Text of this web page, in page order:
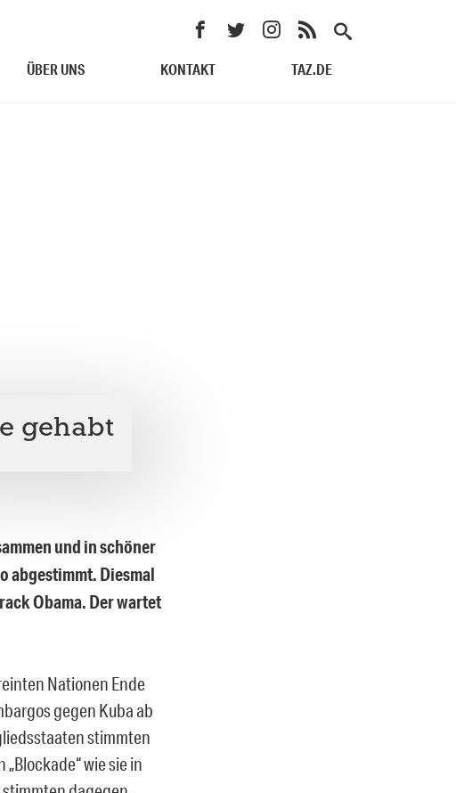
ÜBER UNS KONTAKT TAZ.DE
gehabt
und in schöner
abgestimmt. Diesmal
Obama. Der wartet
Nationen Ende
gegen Kuba ab
stimmten
wie sie in